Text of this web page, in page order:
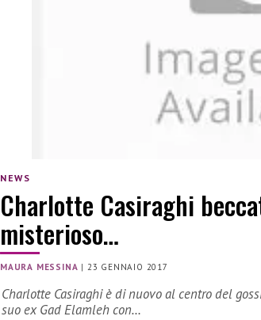
NEWS
Charlotte Casiraghi
misterioso…
MAURA MESSINA | 23 GENNAIO 2017
Charlotte Casiraghi è di nuovo al centro del
suo ex Gad Elamleh con…